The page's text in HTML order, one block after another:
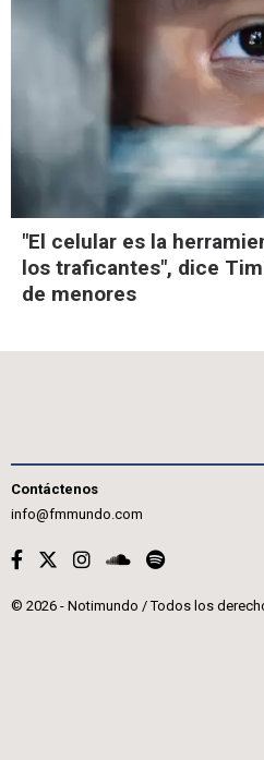
"El celular es la
los traficantes", dice
de menores
Contáctenos
info@fmmundo.com
© 2026 - Notimundo / Todos los